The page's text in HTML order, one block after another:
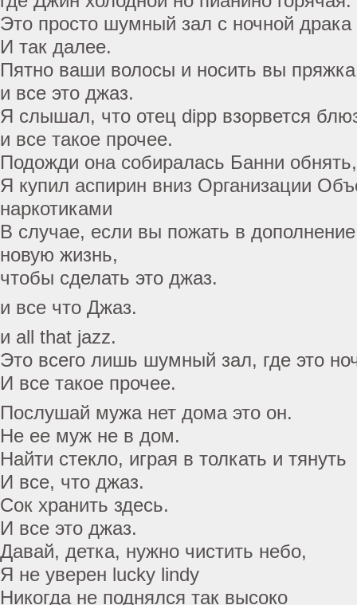
Это просто шумный зал с ночной драка
И так далее.
Пятно ваши волосы и носить вы пряжка
и все это джаз.
Я слышал, что отец dipp взорвется
и все такое прочее.
Подожди она собиралась Банни обнять,
Я купил аспирин вниз Организации
наркотиками
В случае, если вы пожать в
новую жизнь,
чтобы сделать это джаз.
и все что Джаз.
и all that jazz.
Это всего лишь шумный зал, где это
И все такое прочее.
Послушай мужа нет дома это он.
Не ее муж не в дом.
Найти стекло, играя в толкать и тянуть
И все, что джаз.
Сок хранить здесь.
И все это джаз.
Давай, детка, нужно чистить небо,
Я не уверен lucky lindy
Никогда не поднялся так высоко